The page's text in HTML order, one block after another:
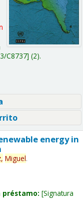
C8737 (2).
energy in
Miguel.
préstamo: Signatura